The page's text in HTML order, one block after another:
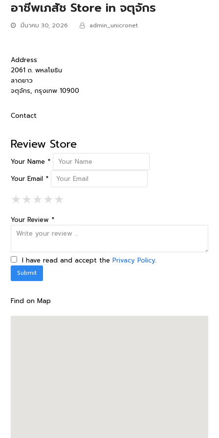
อาชีพเภสัช Store in จตุจักร
มีนาคม 30, 2026 admin_unicronet
Address
2061 ถ. พหลโยธิน
ลาดยาว
จตุจักร, กรุงเทพ 10900
Contact
Review Store
Your Name *
Your Email *
★1 Star
★★2 Stars
★★★3 Stars
★★★★4 Stars
★★★★★5 Stars
Your Review *
I have read and accept thePrivacy Policy.
Find on Map